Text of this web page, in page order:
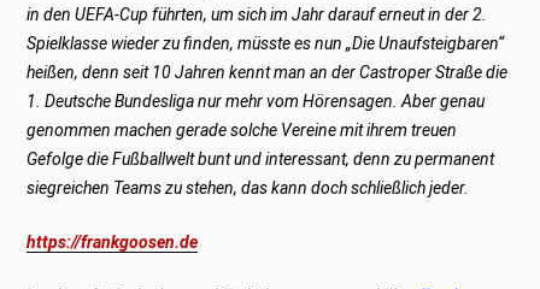
in den UEFA-Cup führten, um sich im Jahr darauf erneut in der 2.
Spielklasse wieder zu finden, müsste es nun „Die Unaufsteigbaren“
heißen, denn seit 10 Jahren kennt man an der Castroper Straße die
1. Deutsche Bundesliga nur mehr vom Hörensagen. Aber genau
genommen machen gerade solche Vereine mit ihrem treuen
Gefolge die Fußballwelt bunt und interessant, denn zu permanent
siegreichen Teams zu stehen, das kann doch schließlich jeder.
https://frankgoosen.de